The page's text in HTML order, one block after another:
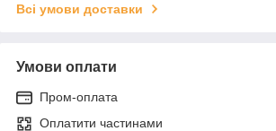
Всі умови доставки
Умови оплати
Пром-оплата
Оплатити частинами